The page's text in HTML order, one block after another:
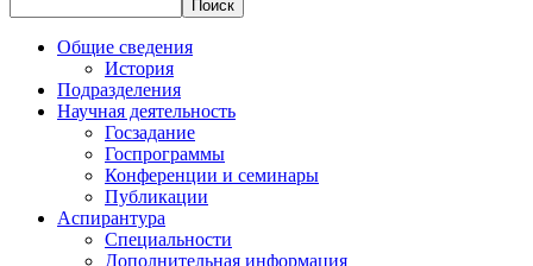
Общие сведения
История
Подразделения
Научная деятельность
Госзадание
Госпрограммы
Конференции и семинары
Публикации
Аспирантура
Специальности
Дополнительная информация